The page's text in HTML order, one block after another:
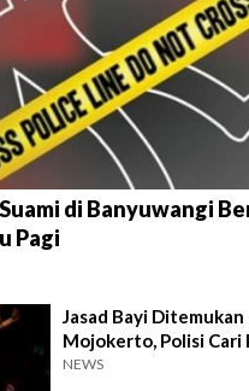
di Banyuwangi
Pagi
Jasad Bayi
Mojokerto, Polisi Cari
NEWS